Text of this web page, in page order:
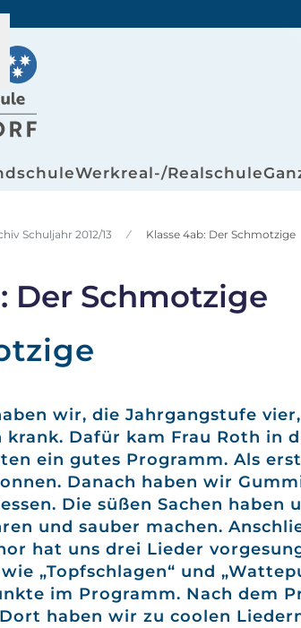
Werkreal-/Realschule
Schuljahr 2012/13 Klasse 4ab: Der Schmotzige
Der Schmotzige
wir, die Jahrgangstufe
krank. Dafür kam Frau Roth in
ein gutes Programm. Als
Danach haben wir
Die süßen Sachen haben
und sauber machen.
hat uns drei Lieder
„Topfschlagen“ und
im Programm. Nach dem
haben wir zu coolen